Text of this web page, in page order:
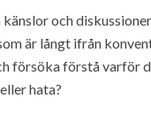
och
är långt ifrån
försöka förstå varför
hata?